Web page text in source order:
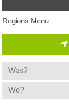
Regions Menu